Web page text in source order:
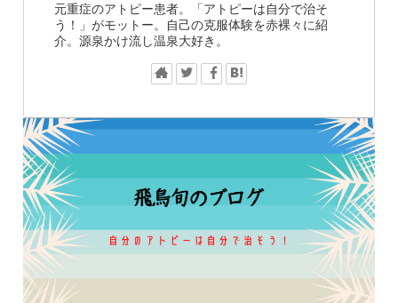
元重症のアトピー患者。「アトピーは自分で治そ
う！」がモットー。自己の克服体験を赤裸々に紹
介。源泉かけ流し温泉大好き。